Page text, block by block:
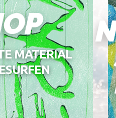
MATERIAL